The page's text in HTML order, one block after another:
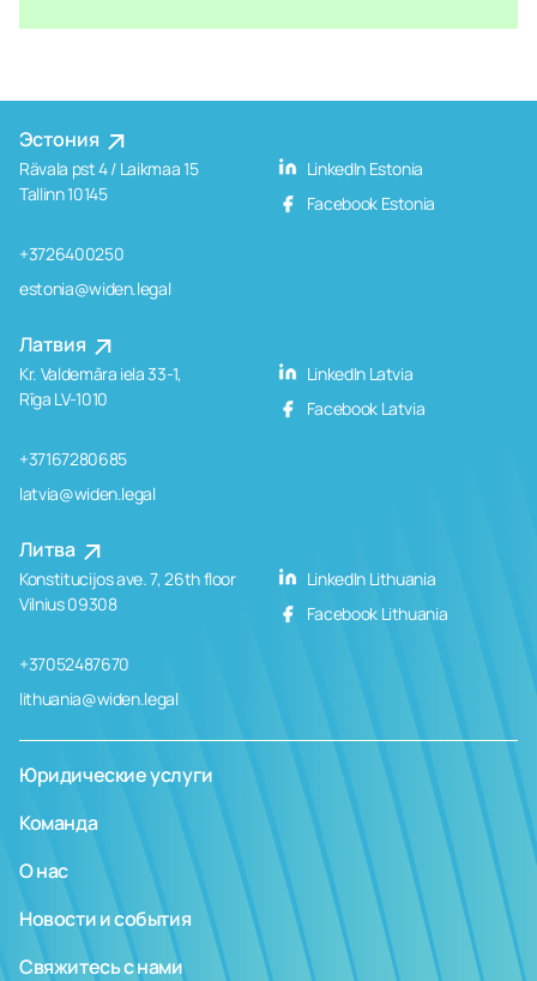
Эстония
Rävala pst 4 / Laikmaa 15
Tallinn 10145
+3726400250
estonia@widen.legal
LinkedIn Estonia
Facebook Estonia
Латвия
Kr. Valdemāra iela 33-1,
Rīga LV-1010
+37167280685
latvia@widen.legal
LinkedIn Latvia
Facebook Latvia
Литва
Konstitucijos ave. 7, 26th floor
Vilnius 09308
+37052487670
lithuania@widen.legal
LinkedIn Lithuania
Facebook Lithuania
Юридические услуги
Команда
О нас
Новости и события
Свяжитесь с нами